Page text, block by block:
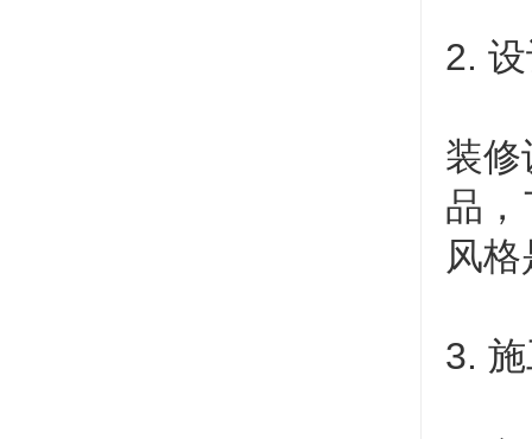
2.
装修
品，
风
3.